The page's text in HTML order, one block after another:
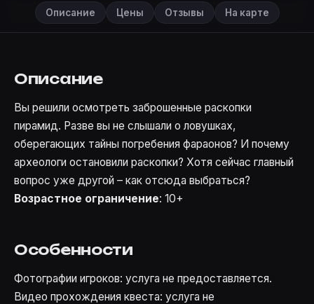
Описание Цены Отзывы На карте
Описание
Вы решили осмотреть заброшенные раскопки
пирамид. Разве вы не слышали о ловушках,
оберегающих тайны погребения фараонов? И почему
археологи остановили раскопки? Хотя сейчас главный
вопрос уже другой – как отсюда выбраться?
Возрастное ограничение: 10+
Особенности
Фотографии игроков: услуга не предоставляется.
Видео прохождения квеста: услуга не